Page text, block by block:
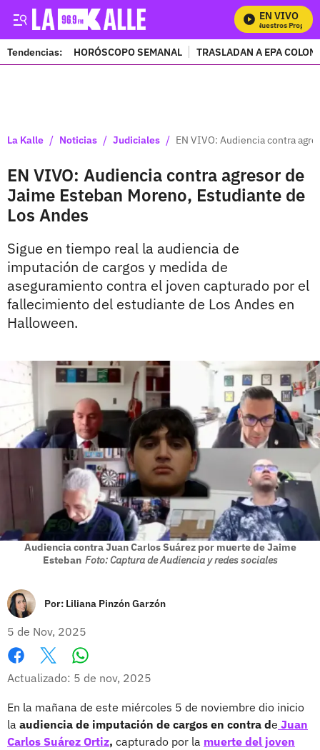
EN VIVO
Mira Todos Nuestros Programas
Tendencias: HORÓSCOPO SEMANAL TRASLADAN A EPA
La Kalle / Noticias / Judiciales / EN VIVO: Audiencia contra
EN VIVO: Audiencia contra agresor de
Jaime Esteban Moreno, Estudiante de
Los Andes
Sigue en tiempo real la audiencia de
imputación de cargos y medida de
aseguramiento contra el joven capturado por el
fallecimiento del estudiante de Los Andes en
Halloween.
Audiencia contra Juan Carlos Suárez por muerte de Jaime
Esteban Foto: Captura de Audiencia y redes sociales
Por: Liliana Pinzón Garzón
5 de Nov, 2025
Facebook
X
Actualizado: 5 de nov, 2025
En la mañana de este miércoles 5 de noviembre dio inicio
la audiencia de imputación de cargos en contra de Juan
Carlos Suárez Ortiz, capturado por la muerte del joven